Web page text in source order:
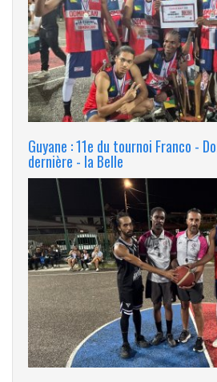
Guyane : 11e du tournoi Franco -
dernière - la Belle